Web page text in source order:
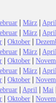
|März | April
|März | April
|Oktober |
|März | April
|Oktober |
|März | April
|Oktober |
| April |Mai
|Oktober |